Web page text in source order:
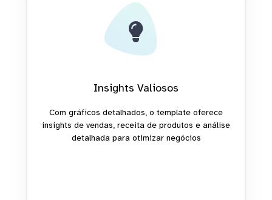
Insights Valiosos
Com gráficos detalhados, o template oferece
insights de vendas, receita de produtos e análise
detalhada para otimizar negócios